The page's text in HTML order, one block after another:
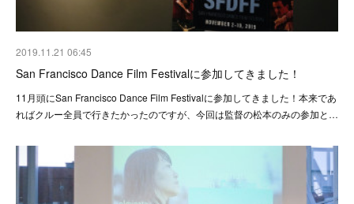
2019.11.21 06:45
San Francisco Dance Film Festivalに参加してきました！
11月頭にSan Francisco Dance Film Festivalに参加してきました！本来であ
ればクルー全員で行きたかったのですが、今回は監督の松本のみの参加と…